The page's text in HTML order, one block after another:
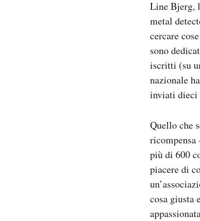
Line Bjerg,
metal
cercare
sono
iscritti (su
nazionale
inviati dieci
Quello che
ricompensa
più di 600
piacere di
cosa giusta